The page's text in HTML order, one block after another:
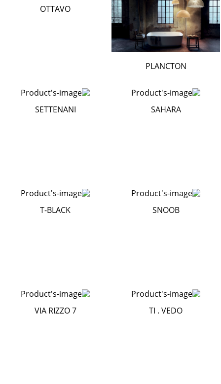
PLANCTON
OTTAVO
SAHARA
SETTENANI
SNOOB
T-BLACK
TI . VEDO
VIA RIZZO 7